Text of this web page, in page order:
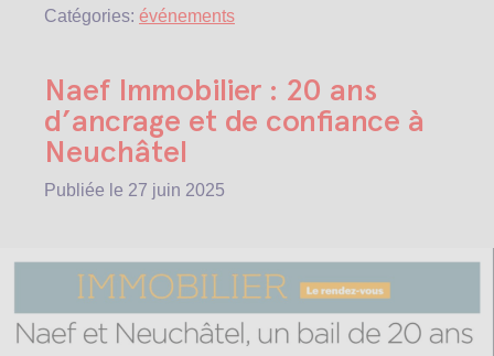
Catégories: événements
Naef Immobilier : 20 ans
d’ancrage et de confiance à
Neuchâtel
Publiée le 27 juin 2025